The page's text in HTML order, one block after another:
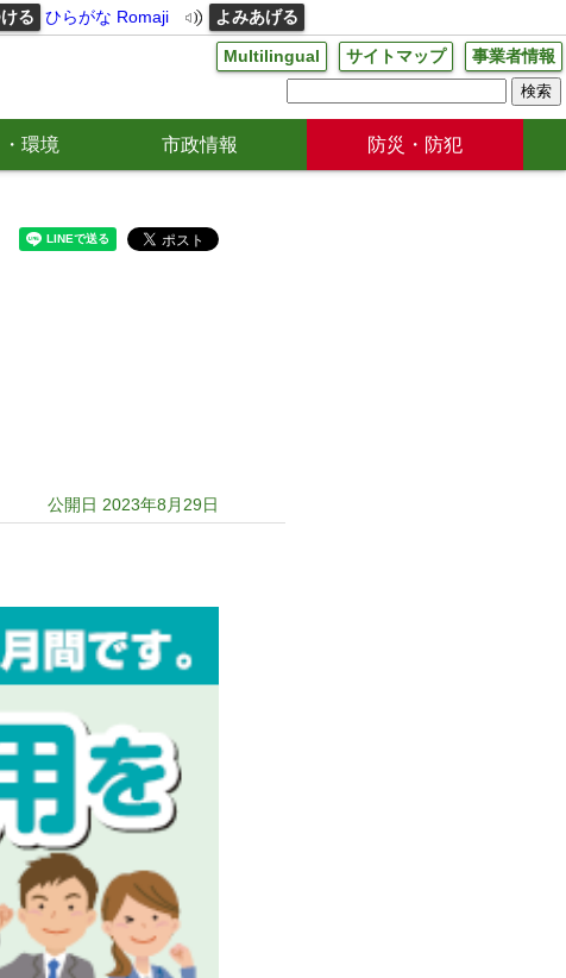
る ひらがな Romaji よみあげる
Multilingual サイトマップ 事業者情報
環境 市政情報 防災・防犯
公開日 2023年8月29日